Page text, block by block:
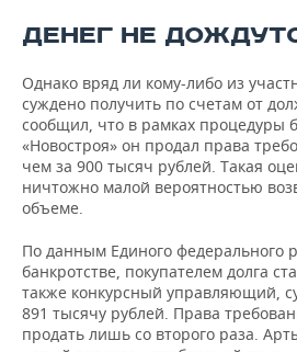
ДЕНЕГ НЕ
Однако вряд ли кому-либо из
суждено получить по счетам от
сообщил, что в рамках процедуры
«Новостроя» он продал права
чем за 900 тысяч рублей. Такая
ничтожно малой вероятностью
объеме.
По данным Единого федерального
банкротстве, покупателем долга
также конкурсный управляющий,
891 тысячу рублей. Права
продать лишь со второго раза.